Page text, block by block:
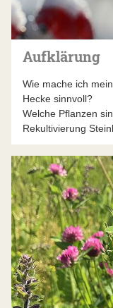
Aufklärung
Wie mache ich
Hecke sinnvoll?
Welche Pflanzen
Rekultivierung